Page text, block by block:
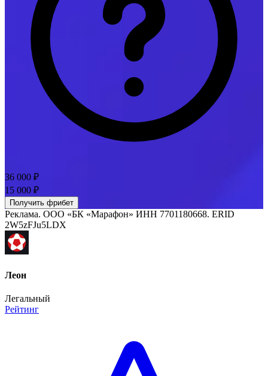
36 000 ₽
15 000 ₽
Получить фрибет
Реклама. ООО «БК «Марафон» ИНН 7701180668. ERID
2W5zFJu5LDX
Леон
Легальный
Рейтинг